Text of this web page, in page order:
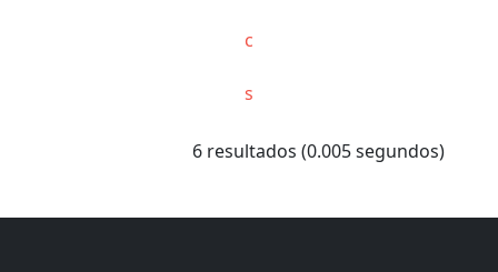
c
s
6 resultados (0.005 segundos)